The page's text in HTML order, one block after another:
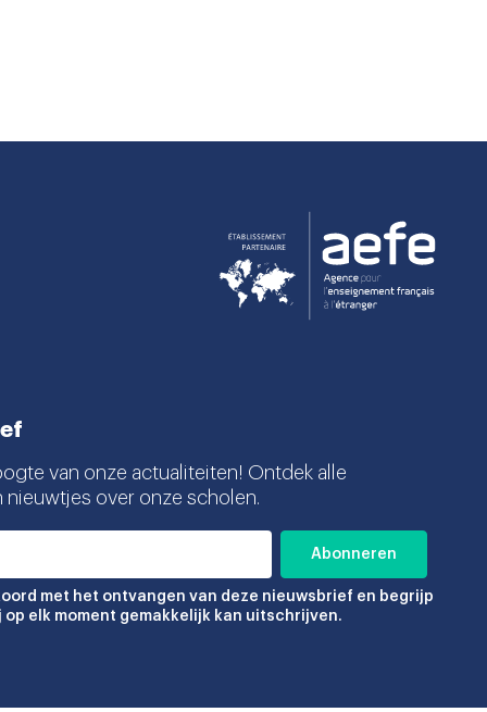
van onze actualiteiten! Ontdek alle
met het ontvangen van deze nieuwsbrief en begrijp